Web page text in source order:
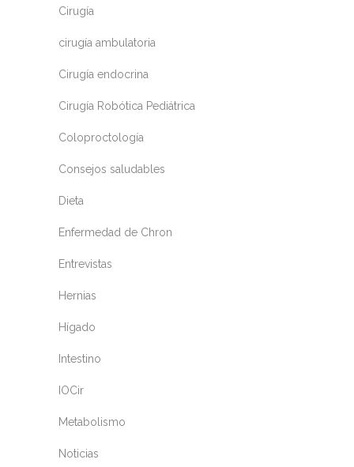
Cirugía
cirugía ambulatoria
Cirugía endocrina
Cirugía Robótica Pediátrica
Coloproctología
Consejos saludables
Dieta
Enfermedad de Chron
Entrevistas
Hernias
Hígado
Intestino
IOCir
Metabolismo
Noticias